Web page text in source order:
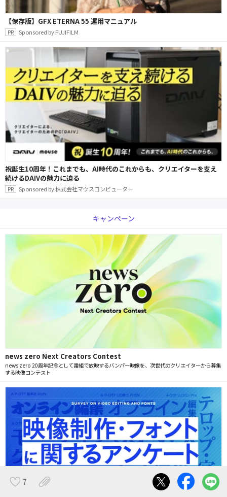
7
【保存版】GFX ETERNA 55 運用マニュアル
Sponsored by FUJIFILM
祝誕生10周年！これまでも、AI時代のこれからも、クリエイターを支え
続けるDAIVの魅力に迫る
Sponsored by 株式会社マウスコンピューター
キャンペーン
news zero Next Creators Contest
news zero 20周年記念として番組で放映するバンパー映像を、次世代のクリエイターから募集
する映像コンテスト